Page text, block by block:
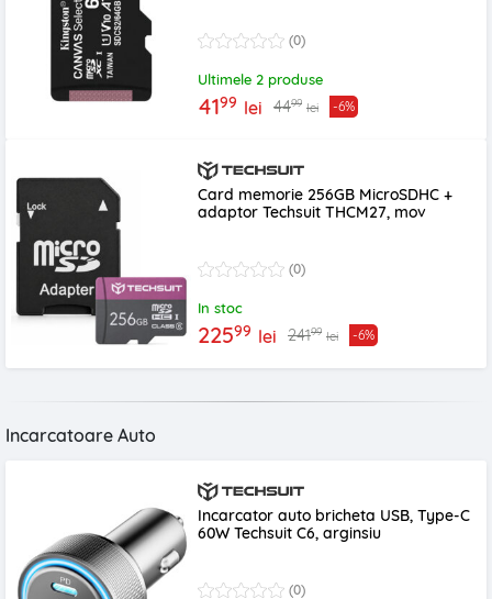
(0)
Ultimele 2 produse
4199 lei 4499 lei -6%
Card memorie 256GB MicroSDHC +
adaptor Techsuit THCM27, mov
(0)
In stoc
22599 lei 24199 lei -6%
Incarcatoare Auto
Incarcator auto bricheta USB, Type-C
60W Techsuit C6, arginsiu
(0)